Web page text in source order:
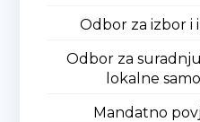
Odbor za izbor i
Odbor za
lokalne
Mandatno